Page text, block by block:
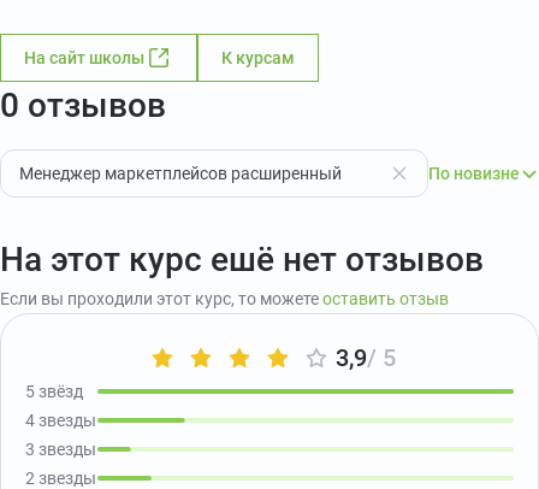
На сайт школы К курсам
0 отзывов
Менеджер маркетплейсов расширенный По новизне
На этот курс ешё нет отзывов
Если вы проходили этот курс, то можетеоставить отзыв
3,9/ 5
5 звёзд
4 звезды
3 звезды
2 звезды